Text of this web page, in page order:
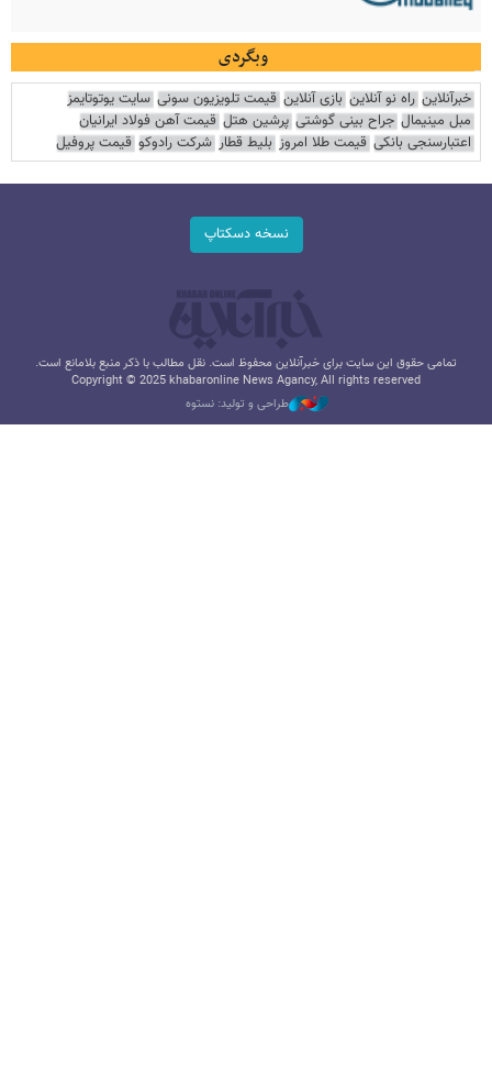
وبگردی
خبرآنلاین راه نو آنلاین بازی آنلاین قیمت تلویزیون سونی سایت یوتوتایمز
مبل مینیمال جراح بینی گوشتی پرشین هتل قیمت آهن فولاد ایرانیان
اعتبارسنجی بانکی قیمت طلا امروز بلیط قطار شرکت رادوکو قیمت پروفیل
نسخه دسکتاپ
تمامی حقوق این سایت برای خبرآنلاین محفوظ است. نقل مطالب با ذکر منبع بلامانع است.
Copyright © 2025 khabaronline News Agancy, All rights reserved
طراحی و تولید: نستوه